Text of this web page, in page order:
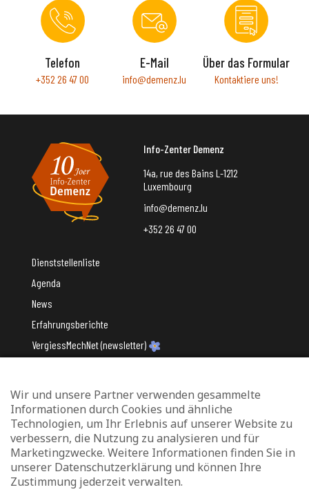
Telefon
+352 26 47 00
E-Mail
info@demenz.lu
Über das Formular
Kontaktiere uns!
Info-Zenter Demenz
14a, rue des Bains L-1212
Luxembourg
info@demenz.lu
+352 26 47 00
Dienststellenliste
Agenda
News
Erfahrungsberichte
VergiessMechNet (newsletter)
Mit Unterstützung des
Datenschutz und Verwaltung von Cookies
Wir und unsere Partner verwenden gesammelte
Informationen durch Cookies und ähnliche
Technologien, um Ihr Erlebnis auf unserer Website zu
verbessern, die Nutzung zu analysieren und für
Marketingzwecke. Weitere Informationen finden Sie in
unserer Datenschutzerklärung und können Ihre
Zustimmung jederzeit verwalten.